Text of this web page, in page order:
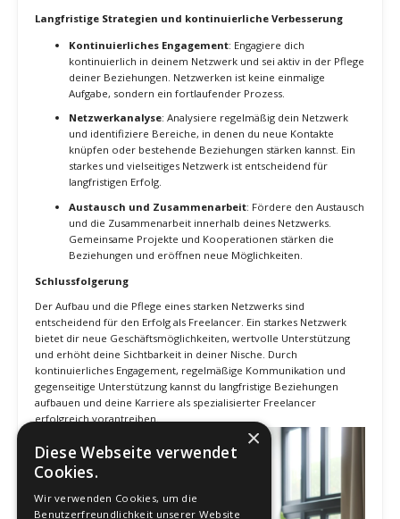
weiterzuempfehlen.
Feedback einholen und nutzen: Hole regelmäßig
Feedback von deinen Kunden ein und nutze dieses, um
deine Dienstleistungen kontinuierlich zu verbessern. Zeige
deinen Kunden, dass du ihr Feedback schätzt und bereit bist,
dich anzupassen und zu verbessern.
Netzwerkpflege und -erweiterung
Geben und Nehmen: Netzwerken basiert auf
Gegenseitigkeit. Biete anderen deine Hilfe und
Unterstützung an und sei bereit, im Gegenzug Unterstützung
zu erhalten. Ein starkes Netzwerk lebt von gegenseitigem
Geben und Nehmen.
Netzwerkpartnern und informiere sie über deine aktuellen
Projekte und Erfolge. Nutze soziale Medien, E-Mails oder
persönliche Treffen, um die Beziehungen zu pflegen.
Veranstaltungen organisieren: Organisiere selbst
Veranstaltungen oder Webinare zu Themen, die für dein
Netzwerk relevant sind. Dies hilft dir, deine Sichtbarkeit zu
erhöhen und dein Netzwerk zu erweitern.
Messbare Vorteile eines starken Netzwerks
Neue Geschäftsmöglichkeiten
eröffnet dir neue Geschäftsmöglichkeiten und hilft dir,
Wertvolle Unterstützung: Dein Netzwerk bietet dir